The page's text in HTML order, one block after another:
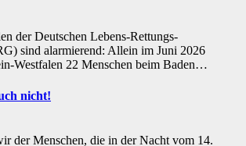
der Deutschen Lebens-Rettungs-
sind alarmierend: Allein im Juni 2026
Westfalen 22 Menschen beim Baden…
nicht!
der Menschen, die in der Nacht vom 14.